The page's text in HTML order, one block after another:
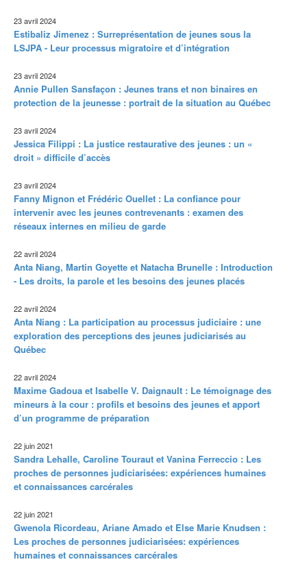
23 avril 2024
Estibaliz Jimenez : Surreprésentation de jeunes sous la
LSJPA - Leur processus migratoire et d’intégration
23 avril 2024
Annie Pullen Sansfaçon : Jeunes trans et non binaires en
protection de la jeunesse : portrait de la situation au Québec
23 avril 2024
Jessica Filippi : La justice restaurative des jeunes : un «
droit » difficile d’accès
23 avril 2024
Fanny Mignon et Frédéric Ouellet : La confiance pour
intervenir avec les jeunes contrevenants : examen des
réseaux internes en milieu de garde
22 avril 2024
Anta Niang, Martin Goyette et Natacha Brunelle : Introduction
- Les droits, la parole et les besoins des jeunes placés
22 avril 2024
Anta Niang : La participation au processus judiciaire : une
exploration des perceptions des jeunes judiciarisés au
Québec
22 avril 2024
Maxime Gadoua et Isabelle V. Daignault : Le témoignage des
mineurs à la cour : profils et besoins des jeunes et apport
d’un programme de préparation
22 juin 2021
Sandra Lehalle, Caroline Touraut et Vanina Ferreccio : Les
proches de personnes judiciarisées: expériences humaines
et connaissances carcérales
22 juin 2021
Gwenola Ricordeau, Ariane Amado et Else Marie Knudsen :
Les proches de personnes judiciarisées: expériences
humaines et connaissances carcérales